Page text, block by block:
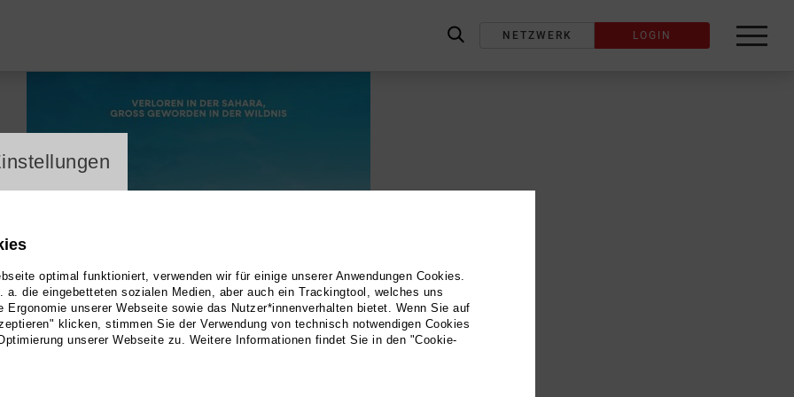
NETZWERK LOGIN
optimal funktioniert, verwenden wir für einige unserer Anwendungen Cookies.
a. die eingebetteten sozialen Medien, aber auch ein Trackingtool, welches uns
Ergonomie unserer Webseite sowie das Nutzer*innenverhalten bietet. Wenn Sie auf
klicken, stimmen Sie der Verwendung von technisch notwendigen Cookies
unserer Webseite zu. Weitere Informationen findet Sie in den "Cookie-